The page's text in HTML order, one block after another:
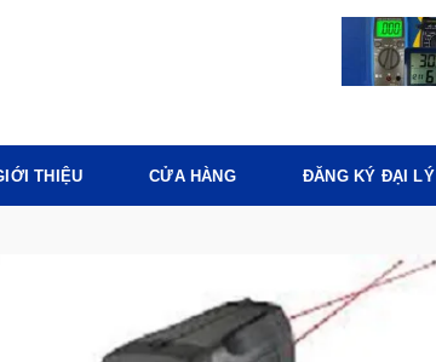
THIỆU CỬA HÀNG ĐĂNG KÝ ĐẠI LÝ